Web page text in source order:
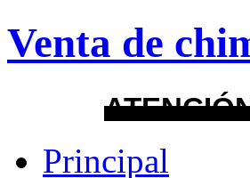
Venta de
Principal
About Guides FAQs
Layout
default